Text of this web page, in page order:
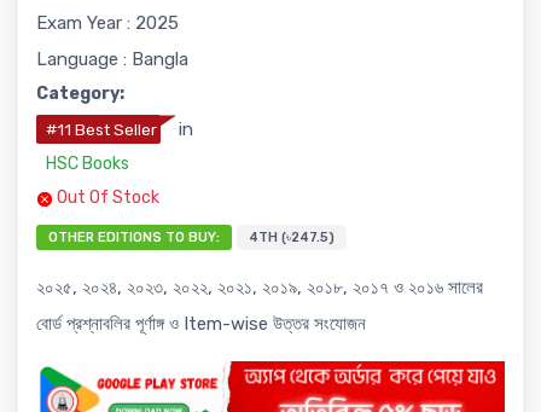
Exam Year : 2025
Language : Bangla
Category:
#11 Best Seller in
HSC Books
Out Of Stock
OTHER EDITIONS TO BUY: 4TH (৳247.5)
২০২৫, ২০২৪, ২০২৩, ২০২২, ২০২১, ২০১৯, ২০১৮, ২০১৭ ও ২০১৬ সালের
বোর্ড প্রশ্নাবলির পূর্ণাঙ্গ ও Item-wise উত্তর সংযোজন